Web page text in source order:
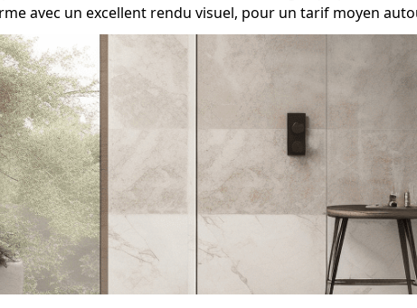
avec un excellent rendu visuel, pour un tarif moyen